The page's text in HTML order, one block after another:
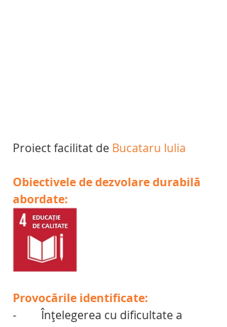
Proiect facilitat de Bucataru Iulia
Obiectivele de dezvolare durabilă
abordate:
Provocările identificate:
-	Înțelegerea cu dificultate a